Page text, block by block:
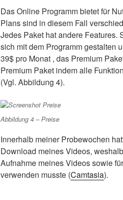
Das Online Programm bietet für
Plans sind in diesem Fall
Jedes Paket hat andere Features.
sich mit dem Programm gestalten
39$ pro Monat , das Premium
Premium Paket indem alle
(Vgl. Abbildung 4).
Abbildung 4 – Preise
Innerhalb meiner Probewochen
Download meines Videos,
Aufnahme meines Videos sowie
verwenden musste (Camtasia).